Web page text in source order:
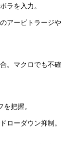
ラを入力。
アービトラージや
。マクロでも不確
把握。
ローダウン抑制。